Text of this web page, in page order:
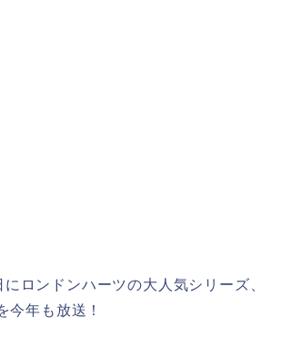
ロンドンハーツの大人気シリーズ、
今年も放送！